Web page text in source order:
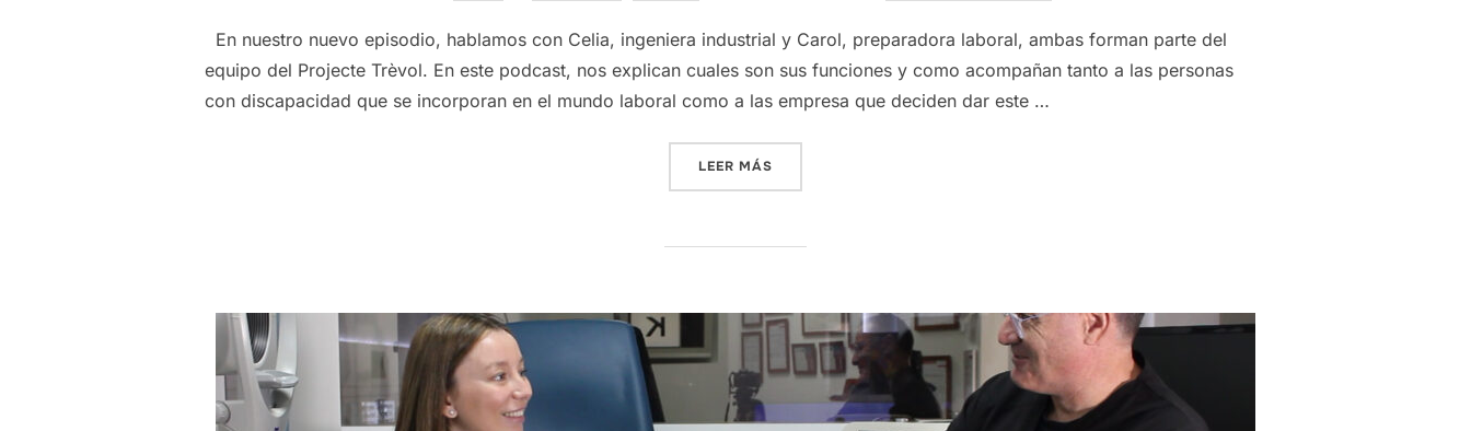
En nuestro nuevo episodio, hablamos con Celia, ingeniera industrial y Carol, preparadora laboral, ambas forman parte del
equipo del Projecte Trèvol. En este podcast, nos explican cuales son sus funciones y como acompañan tanto a las personas
con discapacidad que se incorporan en el mundo laboral como a las empresa que deciden dar este …
LEER MÁS